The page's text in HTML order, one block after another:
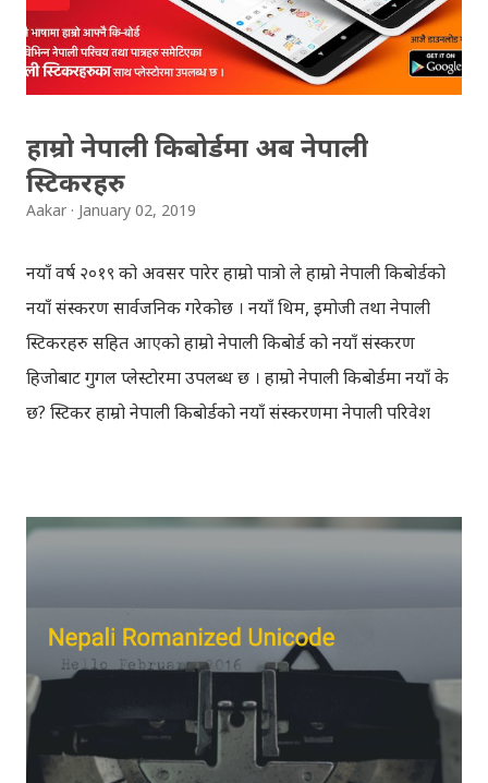
छोडिदेउ Download: रातो र चन्द्र सुर्य / raato ra chandra
surya (रचनाकार: गोपाल प्रसाद रिमाल, गायक: फत्तेमान, संगीत:
अम्बर गुरुङ) Download: सयथरि बाजा एउटै ताल / saya thari
मरेपनि मेरो देश बाँचिराखोस / ma marepan...
हाम्रो नेपाली किबोर्डमा अब नेपाली
स्टिकरहरु
Aakar January 02, 2019
नयाँ वर्ष २०१९ को अवसर पारेर हाम्रो पात्रो ले हाम्रो नेपाली किबोर्डको
नयाँ संस्करण सार्वजनिक गरेकोछ । नयाँ थिम, इमोजी तथा नेपाली
स्टिकरहरु सहित आएको हाम्रो नेपाली किबोर्ड को नयाँ संस्करण
हिजोबाट गुगल प्लेस्टोरमा उपलब्ध छ । हाम्रो नेपाली किबोर्डमा नयाँ के
छ? स्टिकर हाम्रो नेपाली किबोर्डको नयाँ संस्करणमा नेपाली परिवेश
इन्स्टाग्राम आदि जुनसुकै एप्लिकेशनमा पनि प्रयोग गर्न मिल्ने यी नेपाली
मैचासमेत गरी आठ किसिमका स्टिकरहरु समावेश गरिएकोछ । हाम्रो
नेपाली किबोर्डको इमोजी खण्डमा गएर यी स्टिकरहरु प्रयोग गर्न
सकिन्छ । थिम हाम्रो नेपाली किबोर्डको यस संस्करणमा नयाँ किबोर्ड
थिम पनि थपिएको छ । हाम्रो नेपाली किबोर्डको सेटिङमा गएर आफूलाई
मन पर्ने थिम छान्न सकिन्छ । डार्क तथा लाइट गरेर हाललाई दुई